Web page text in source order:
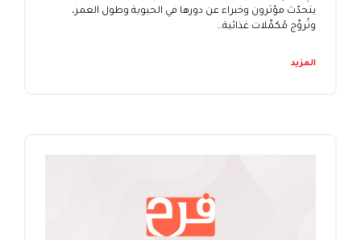
يتحدّث مؤثرون وخبراء عن دورها في الحيوية وطول العمر،
وتُروِّج مُكمِّلات غذائية…
المزيد